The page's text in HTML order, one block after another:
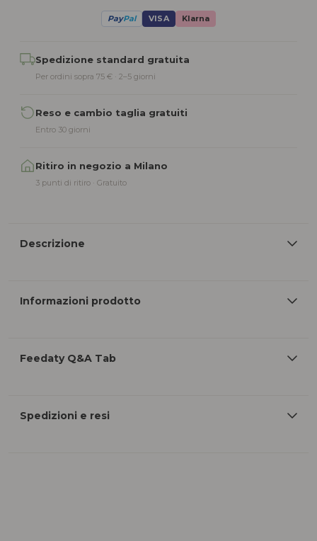
PayPal VISA Klarna
Spedizione standard gratuita
Per ordini sopra 75 € · 2–5 giorni
Reso e cambio taglia gratuiti
Entro 30 giorni
Ritiro in negozio a Milano
3 punti di ritiro · Gratuito
Descrizione
Informazioni prodotto
Feedaty Q&A Tab
Spedizioni e resi